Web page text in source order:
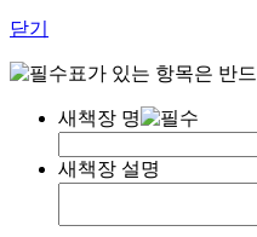
닫기
표가 있는 항목은 반
새책장 명
새책장 설명